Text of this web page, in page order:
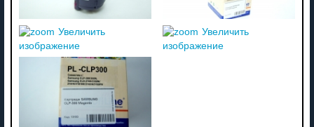
Увеличить
изображение
Увеличить
изображение